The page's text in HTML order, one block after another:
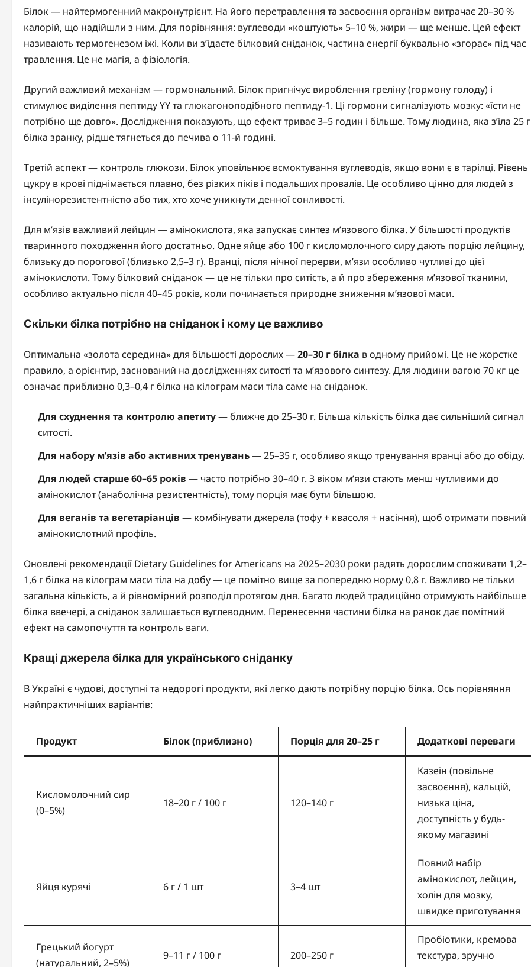
Білок — найтермогенний макронутрієнт. На його перетравлення та засвоєння організм витрачає 20–30 %
калорій, що надійшли з ним. Для порівняння: вуглеводи «коштують» 5–10 %, жири — ще менше. Цей ефект
називають термогенезом їжі. Коли ви з’їдаєте білковий сніданок, частина енергії буквально «згорає» під час
травлення. Це не магія, а фізіологія.
Другий важливий механізм — гормональний. Білок пригнічує вироблення греліну (гормону голоду) і
стимулює виділення пептиду YY та глюкагоноподібного пептиду-1. Ці гормони сигналізують мозку: «їсти не
потрібно ще довго». Дослідження показують, що ефект триває 3–5 годин і більше. Тому людина, яка з’їла 25 г
білка зранку, рідше тягнеться до печива о 11-й годині.
Третій аспект — контроль глюкози. Білок уповільнює всмоктування вуглеводів, якщо вони є в тарілці. Рівень
цукру в крові піднімається плавно, без різких піків і подальших провалів. Це особливо цінно для людей з
інсулінорезистентністю або тих, хто хоче уникнути денної сонливості.
Для м’язів важливий лейцин — амінокислота, яка запускає синтез м’язового білка. У більшості продуктів
тваринного походження його достатньо. Одне яйце або 100 г кисломолочного сиру дають порцію лейцину,
близьку до порогової (близько 2,5–3 г). Вранці, після нічної перерви, м’язи особливо чутливі до цієї
амінокислоти. Тому білковий сніданок — це не тільки про ситість, а й про збереження м’язової тканини,
особливо актуально після 40–45 років, коли починається природне зниження м’язової маси.
Скільки білка потрібно на сніданок і кому це важливо
Оптимальна «золота середина» для більшості дорослих —20–30 г білка в одному прийомі. Це не жорстке
правило, а орієнтир, заснований на дослідженнях ситості та м’язового синтезу. Для людини вагою 70 кг це
означає приблизно 0,3–0,4 г білка на кілограм маси тіла саме на сніданок.
Для схуднення та контролю апетиту— ближче до 25–30 г. Більша кількість білка дає сильніший сигнал
ситості.
Для набору м’язів або активних тренувань— 25–35 г, особливо якщо тренування вранці або до обіду.
Для людей старше 60–65 років — часто потрібно 30–40 г. З віком м’язи стають менш чутливими до
амінокислот (анаболічна резистентність), тому порція має бути більшою.
Для веганів та вегетаріанців — комбінувати джерела (тофу + квасоля + насіння), щоб отримати повний
амінокислотний профіль.
Оновлені рекомендації Dietary Guidelines for Americans на 2025–2030 роки радять дорослим споживати 1,2–
1,6 г білка на кілограм маси тіла на добу — це помітно вище за попередню норму 0,8 г. Важливо не тільки
загальна кількість, а й рівномірний розподіл протягом дня. Багато людей традиційно отримують найбільше
білка ввечері, а сніданок залишається вуглеводним. Перенесення частини білка на ранок дає помітний
ефект на самопочуття та контроль ваги.
Кращі джерела білка для українського сніданку
В Україні є чудові, доступні та недорогі продукти, які легко дають потрібну порцію білка. Ось порівняння
найпрактичніших варіантів:
Продукт Білок (приблизно) Порція для 20–25 г Додаткові переваги
Кисломолочний сир
(0–5%)
18–20 г / 100 г 120–140 г
Казеїн (повільне
засвоєння), кальцій,
низька ціна,
доступність у будь-
якому магазині
Яйця курячі 6 г / 1 шт 3–4 шт
Повний набір
амінокислот, лейцин,
холін для мозку,
швидке приготування
Грецький йогурт
(натуральний, 2–5%)
9–11 г / 100 г 200–250 г
Пробіотики, кремова
текстура, зручно